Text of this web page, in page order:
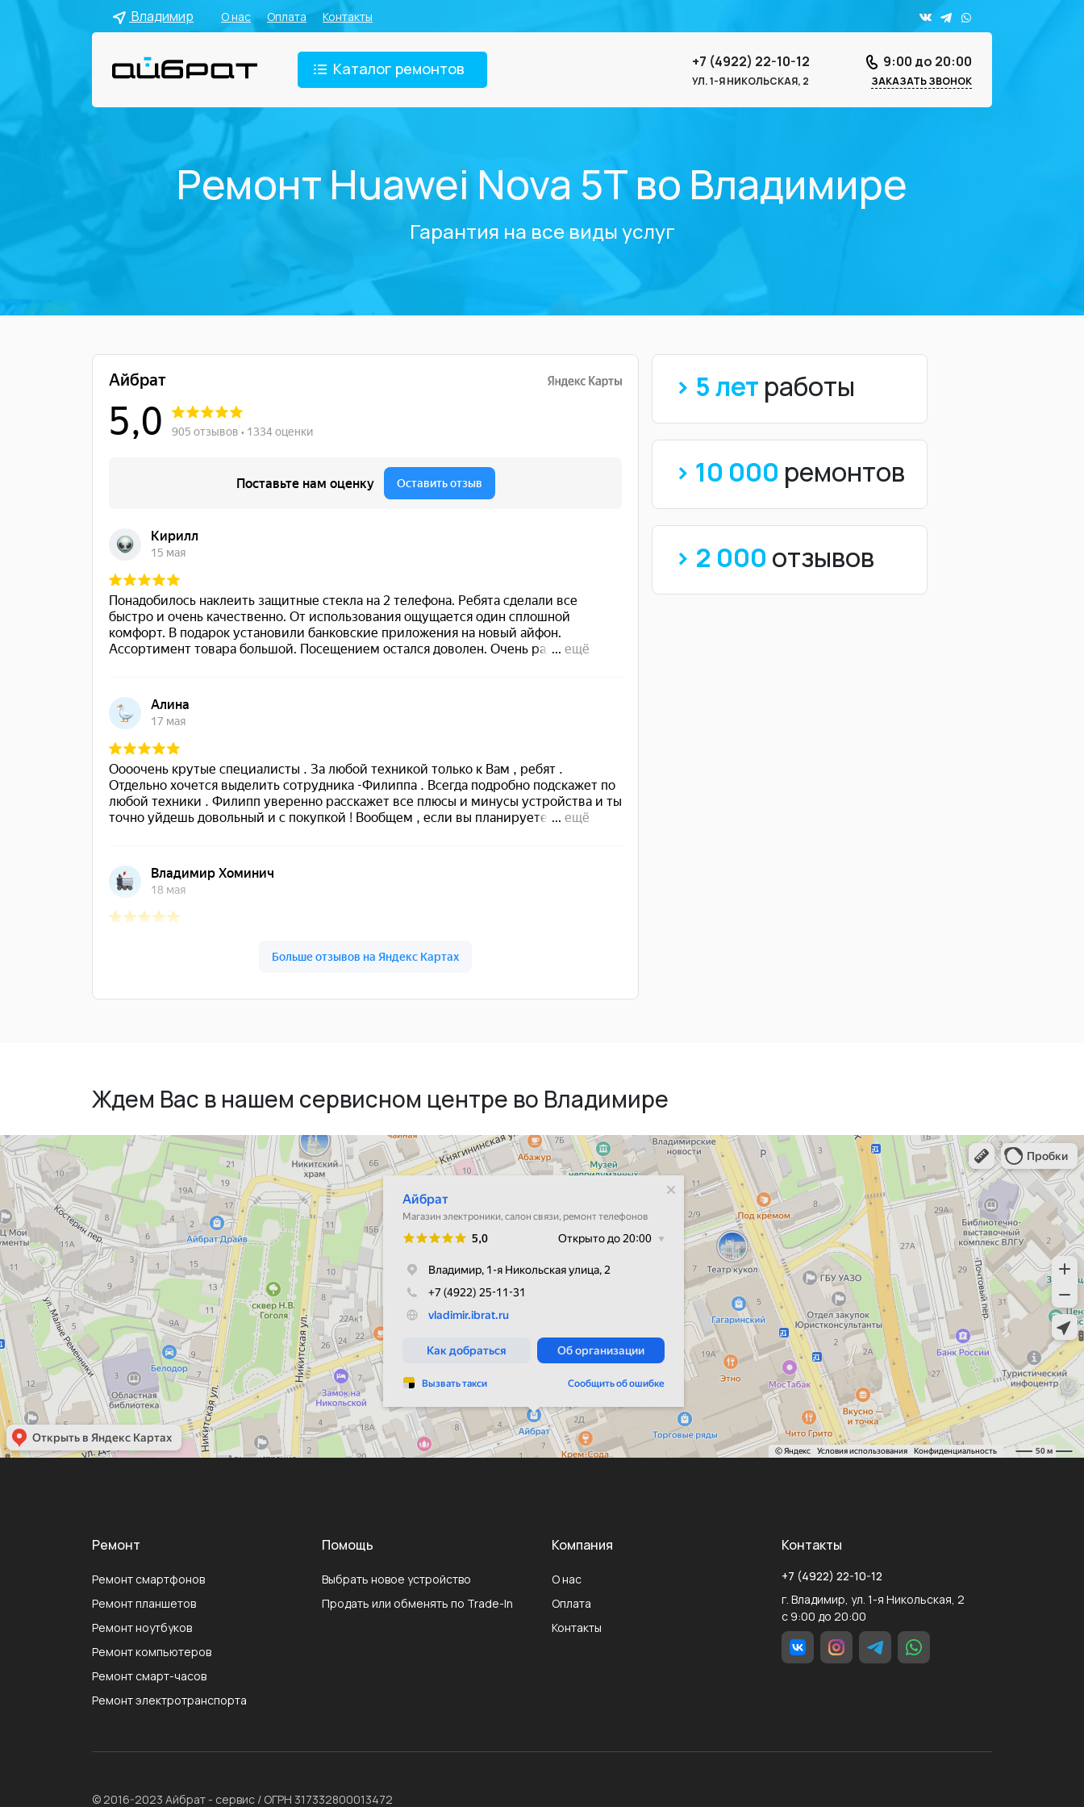
Владимир О нас Оплата Контакты
Каталог ремонтов +7 (4922) 22-10-12
УЛ. 1-Я НИКОЛЬСКАЯ, 2
9:00 до 20:00
ЗАКАЗАТЬ ЗВОНОК
Ремонт Huawei Nova 5T во Владимире
Гарантия на все виды услуг
> 5 лет работы
> 10 000 ремонтов
> 2 000 отзывов
Ждем Вас в нашем сервисном центре во Владимире
Ремонт
Ремонт смартфонов
Ремонт планшетов
Ремонт ноутбуков
Ремонт компьютеров
Ремонт смарт-часов
Ремонт электротранспорта
Помощь
Выбрать новое устройство
Продать или обменять по Trade-In
Компания
О нас
Оплата
Контакты
Контакты
+7 (4922) 22-10-12
г. Владимир, ул. 1-я Никольская, 2
с 9:00 до 20:00
© 2016-2023 Айбрат - сервис / ОГРН 317332800013472